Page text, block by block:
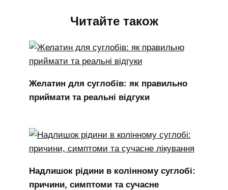
Читайте також
Желатин для суглобів: як правильно
приймати та реальні відгуки
Надлишок рідини в колінному суглобі:
причини, симптоми та сучасне